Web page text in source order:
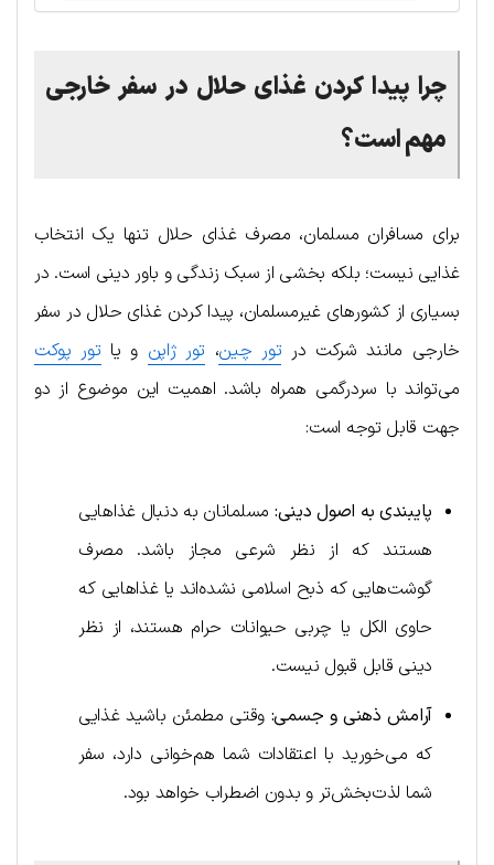
چرا پیدا کردن غذای حلال در سفر خارجی
مهم است؟
برای مسافران مسلمان، مصرف غذای حلال تنها یک انتخاب
غذایی نیست؛ بلکه بخشی از سبک زندگی و باور دینی است. در
بسیاری از کشورهای غیرمسلمان، پیدا کردن غذای حلال در سفر
خارجی مانند شرکت در تور چین، تور ژاپن و یا تور پوکت
می‌تواند با سردرگمی همراه باشد. اهمیت این موضوع از دو
جهت قابل توجه است:
پایبندی به اصول دینی: مسلمانان به دنبال غذاهایی
هستند که از نظر شرعی مجاز باشد. مصرف
گوشت‌هایی که ذبح اسلامی نشده‌اند یا غذاهایی که
حاوی الکل یا چربی حیوانات حرام هستند، از نظر
دینی قابل قبول نیست.
آرامش ذهنی و جسمی: وقتی مطمئن باشید غذایی
که می‌خورید با اعتقادات شما هم‌خوانی دارد، سفر
شما لذت‌بخش‌تر و بدون اضطراب خواهد بود.